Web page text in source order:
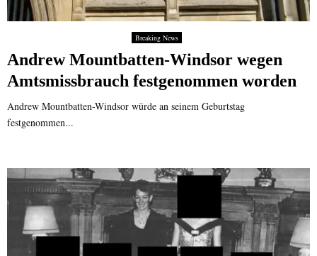
Breaking News
Andrew Mountbatten-Windsor wegen
Amtsmissbrauch festgenommen worden
Andrew Mountbatten-Windsor würde an seinem Geburtstag
festgenommen...